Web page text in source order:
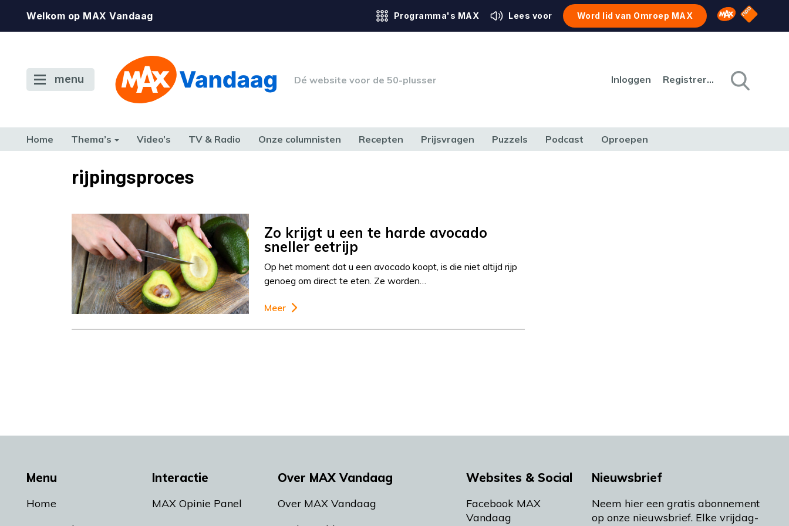
Welkom op MAX Vandaag Programma's MAX Lees voor Word lid van Omroep MAX Omroep MAX
NPO
menu Dé website voor de 50-plusser Inloggen Registreren
Home Thema’s Video’s TV & Radio Onze columnisten Recepten Prijsvragen Puzzels Podcast Oproepen
TERUG NAAR TOENrijpingsproces
Zo krijgt u een te harde avocado
sneller eetrijp
Op het moment dat u een avocado koopt, is die niet altijd rijp
genoeg om direct te eten. Ze worden…
Meer
Menu
Home
Interactie
MAX Opinie Panel
Over MAX Vandaag
Over MAX Vandaag
Websites & Social
Facebook MAX
Vandaag
Nieuwsbrief
Neem hier een gratis abonnement
op onze nieuwsbrief. Elke vrijdag-